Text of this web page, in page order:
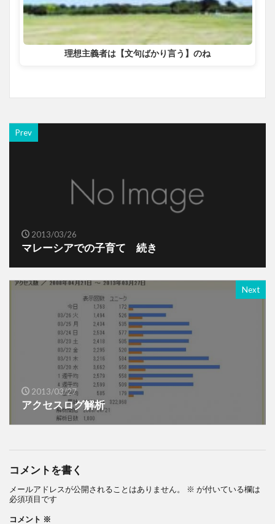
理想主義者は【文句ばかり言う】のね
Prev
2013/03/26
マレーシアでの子育て 続き
Next
2013/03/27
アクセスログ解析
コメントを書く
メールアドレスが公開されることはありません。 ※ が付いている欄は
必須項目です
コメント ※